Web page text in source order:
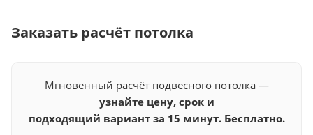
световой эффект, гармонично сочетается с LED-
светильниками и другими осветительными
Заказать расчёт потолка
Мгновенный расчёт подвесного потолка —
узнайте цену, срок и
подходящий вариант за 15 минут. Бесплатно.